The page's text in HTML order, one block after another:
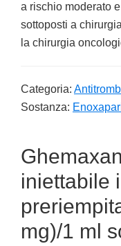
a rischio moderato
sottoposti a
la chirurgia
Categoria:
Sostanza:
iniettabile
mg)/1 ml